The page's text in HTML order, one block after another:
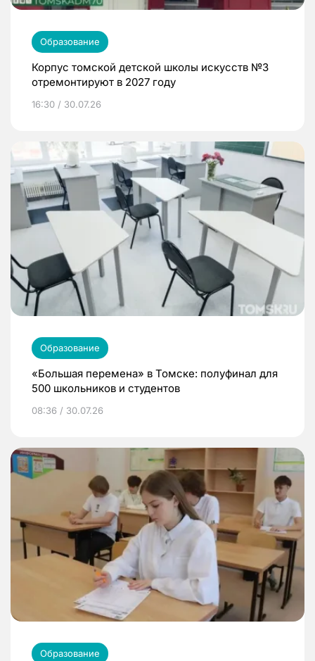
Образование
Корпус томской детской школы искусств №3
отремонтируют в 2027 году
16:30 / 30.07.26
Образование
«Большая перемена» в Томске: полуфинал для
500 школьников и студентов
08:36 / 30.07.26
Образование